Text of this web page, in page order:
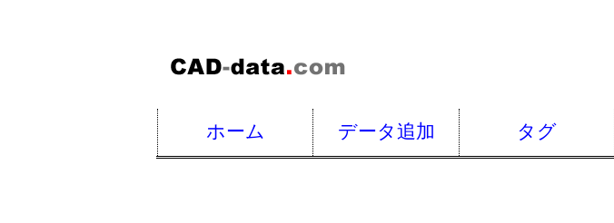
ホーム データ追加 タグ